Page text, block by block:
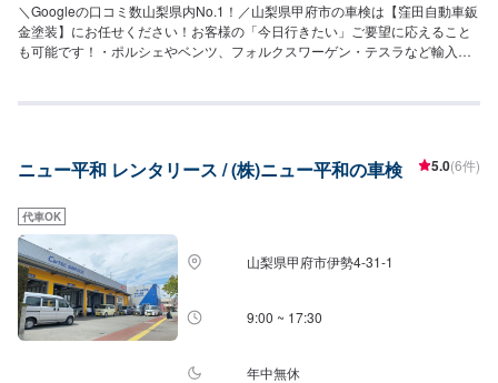
＼Googleの口コミ数山梨県内No.1！／山梨県甲府市の車検は【窪田自動車鈑
金塗装】にお任せください！お客様の「今日行きたい」ご要望に応えること
も可能です！・ポルシェやベンツ、フォルクスワーゲン・テスラなど輸入車
納得の行く整備を行っていけるよう心がけております。また、スタッフの知
くださいませ。【1】このページより来店予約【2】現車確認の上でお見積り
について》1日〜※状態などにより納期が異なります。詳細はお問い合わせく
ださいませ。《代車について》修理・メンテナンス期間中は代車を無料で手
配しております。※ガソリン代はお客様にご負担いただきます。【定休日・営
業時間】定休日：日曜日、祝日営業時間：9:00~18:00
ニュー平和 レンタリース / (株)ニュー平和の車検 5.0(6件)
代車OK
山梨県甲府市伊勢4-31-1
9:00 ~ 17:30
年中無休